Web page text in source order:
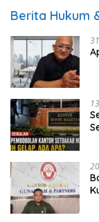
Berita Hukum